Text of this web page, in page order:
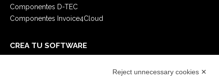
Componentes D-TEC
Componentes Invoice4Cloud
CREA TU SOFTWARE
Reject unnecessary cookies ✕